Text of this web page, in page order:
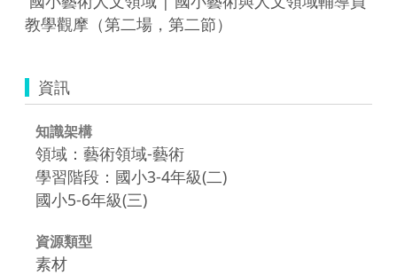
教學觀摩（第二場，第二節）
資訊
知識架構
領域：藝術領域-藝術
學習階段：國小3-4年級(二)
國小5-6年級(三)
資源類型
素材